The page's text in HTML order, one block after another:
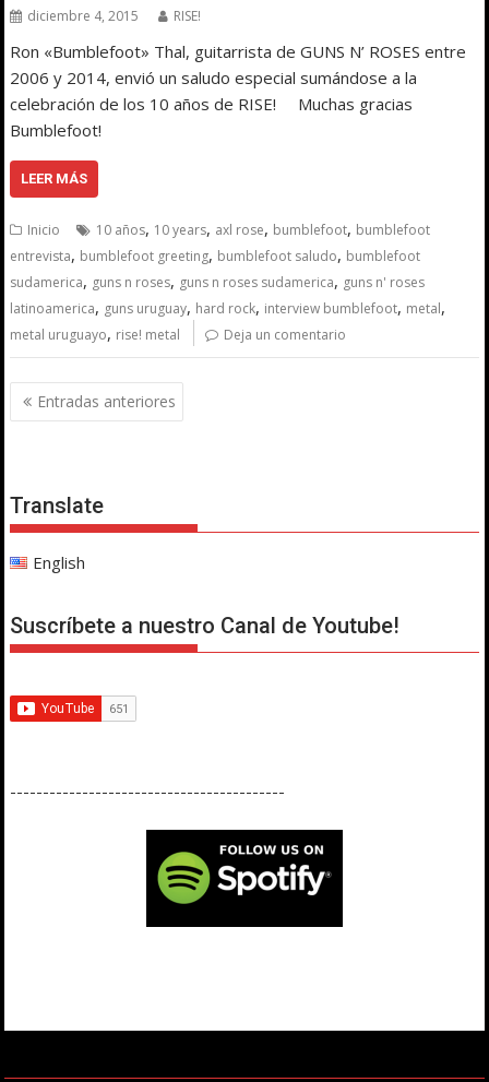
diciembre 4, 2015 RISE!
Ron «Bumblefoot» Thal, guitarrista de GUNS N’ ROSES entre
2006 y 2014, envió un saludo especial sumándose a la
celebración de los 10 años de RISE! Muchas gracias
Bumblefoot!
LEER MÁS
Inicio 10 años, 10 years, axl rose, bumblefoot, bumblefoot
entrevista, bumblefoot greeting, bumblefoot saludo, bumblefoot
sudamerica, guns n roses, guns n roses sudamerica, guns n' roses
latinoamerica, guns uruguay, hard rock, interview bumblefoot, metal,
metal uruguayo, rise! metal Deja un comentario
Navegación
de
Entradas anteriores
Translate
English
Suscríbete a nuestro Canal de Youtube!
------------------------------------------